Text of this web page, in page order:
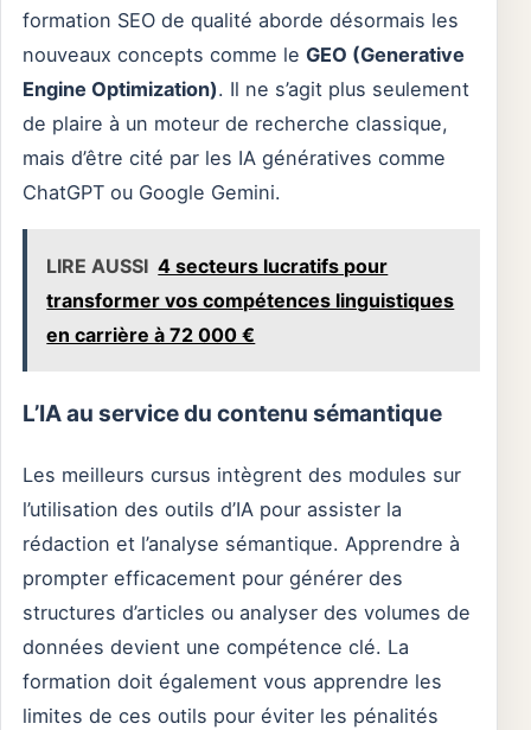
formation SEO de qualité aborde désormais les
nouveaux concepts comme le GEO (Generative
Engine Optimization). Il ne s’agit plus seulement
de plaire à un moteur de recherche classique,
mais d’être cité par les IA génératives comme
ChatGPT ou Google Gemini.
LIRE AUSSI 4 secteurs lucratifs pour
transformer vos compétences linguistiques
en carrière à 72 000 €
L’IA au service du contenu sémantique
Les meilleurs cursus intègrent des modules sur
l’utilisation des outils d’IA pour assister la
rédaction et l’analyse sémantique. Apprendre à
prompter efficacement pour générer des
structures d’articles ou analyser des volumes de
données devient une compétence clé. La
formation doit également vous apprendre les
limites de ces outils pour éviter les pénalités